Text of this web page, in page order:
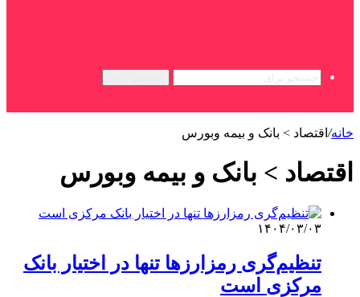
خانه/ اقتصاد > بانک و بیمه وبورس
اقتصاد > بانک و بیمه وبورس
۱۴۰۴/۰۳/۰۳
تنظیم‌گری رمزارزها تنها در اختیار بانک
مرکزی است